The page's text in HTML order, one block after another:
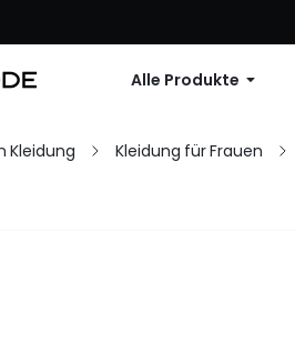
Alle Produkte
Kleidung Kleidung für Frauen